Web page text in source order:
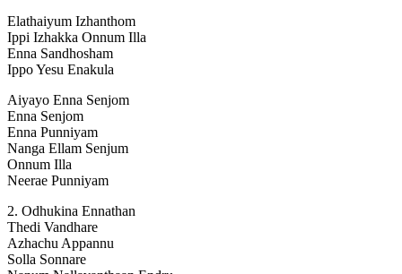
Elathaiyum Izhanthom
Ippi Izhakka Onnum Illa
Enna Sandhosham
Ippo Yesu Enakula
Aiyayo Enna Senjom
Enna Senjom
Enna Punniyam
Nanga Ellam Senjum
Onnum Illa
Neerae Punniyam
2. Odhukina Ennathan
Thedi Vandhare
Azhachu Appannu
Solla Sonnare